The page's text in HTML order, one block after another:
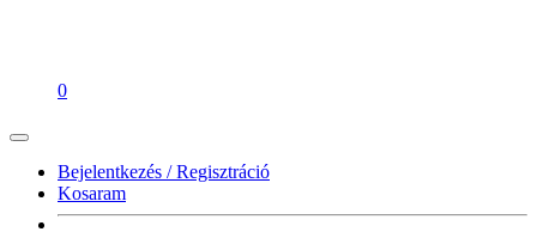
0
Bejelentkezés / Regisztráció
Kosaram